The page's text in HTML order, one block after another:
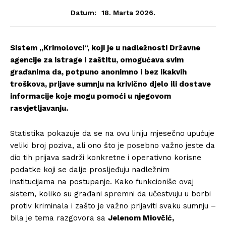
Datum: 18. Marta 2026.
Sistem „Krimolovci“, koji je u nadležnosti Državne
agencije za istrage i zaštitu, omogućava svim
građanima da, potpuno anonimno i bez ikakvih
troškova, prijave sumnju na krivično djelo ili dostave
informacije koje mogu pomoći u njegovom
rasvjetljavanju.
Statistika pokazuje da se na ovu liniju mjesečno upućuje
veliki broj poziva, ali ono što je posebno važno jeste da
dio tih prijava sadrži konkretne i operativno korisne
podatke koji se dalje prosljeđuju nadležnim
institucijama na postupanje. Kako funkcioniše ovaj
sistem, koliko su građani spremni da učestvuju u borbi
protiv kriminala i zašto je važno prijaviti svaku sumnju –
bila je tema razgovora sa Jelenom Miovčić,